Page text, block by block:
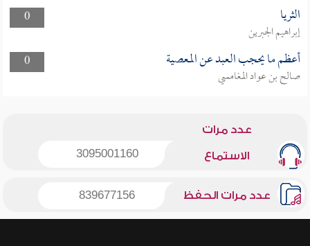
0
الثريا
إبراهيم الجبرين
0
أعظم ما يحجب العبد عن المعصية
صالح بن عواد المغامسي
عدد مرات
الاستماع 3095001160
عدد مرات الحفظ 839677156